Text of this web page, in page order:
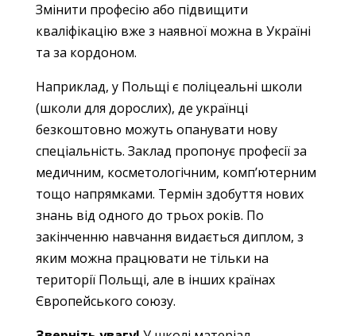
Змінити професію або підвищити
кваліфікацію вже з наявної можна в Україні
та за кордоном.
Наприклад, у Польщі є поліцеальні школи
(школи для дорослих), де українці
безкоштовно можуть опанувати нову
спеціальність. Заклад пропонує професії за
медичним, косметологічним, комп’ютерним
тощо напрямками. Термін здобуття нових
знань від одного до трьох років. По
закінченню навчання видається диплом, з
яким можна працювати не тільки на
території Польщі, але в інших країнах
Європейського союзу.